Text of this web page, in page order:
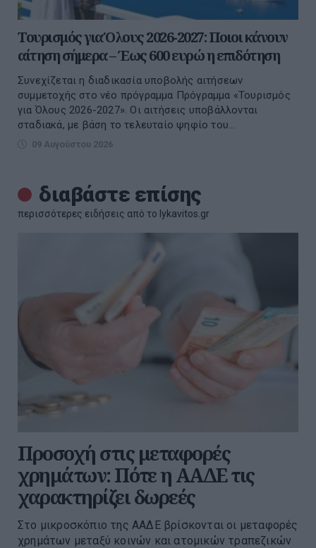
Τουρισμός για Όλους 2026-2027: Ποιοι κάνουν
αίτηση σήμερα – Έως 600 ευρώ η επιδότηση
Συνεχίζεται η διαδικασία υποβολής αιτήσεων
συμμετοχής στο νέο πρόγραμμα Πρόγραμμα «Τουρισμός
για Όλους 2026-2027». Οι αιτήσεις υποβάλλονται
σταδιακά, με βάση το τελευταίο ψηφίο του...
09 Αυγούστου 2026
διαβάστε επίσης
περισσότερες ειδήσεις από το lykavitos.gr
Προσοχή στις μεταφορές
χρημάτων: Πότε η ΑΑΔΕ τις
χαρακτηρίζει δωρεές
Στο μικροσκόπιο της ΑΑΔΕ βρίσκονται οι μεταφορές
χρημάτων μεταξύ κοινών και ατομικών τραπεζικών